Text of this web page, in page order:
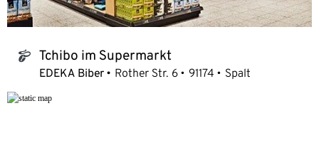
tchibo_logo Tchibo im Supermarkt
EDEKA Biber Rother Str. 6 91174 Spalt